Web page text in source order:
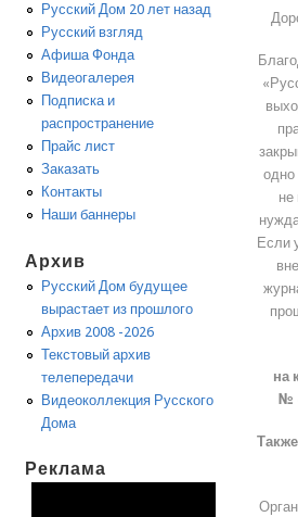
Русский Дом 20 лет назад
Русский взгляд
Афиша Фонда
Видеогалерея
Подписка и
распространение
Прайс лист
Заказать
Контакты
Наши баннеры
Архив
Русский Дом будущее
вырастает из прошлого
Архив 2008 -2026
Текстовый архив
телепередачи
Видеоколлекция Русского
Дома
Реклама
одно
не
Если
на
№